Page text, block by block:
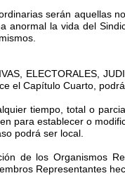
serán aquellas
anormal la vida del
ELECTORALES,
el Capítulo Cuarto,
tiempo, total o
para establecer o
podrá ser local.
de los Organismos
Representantes